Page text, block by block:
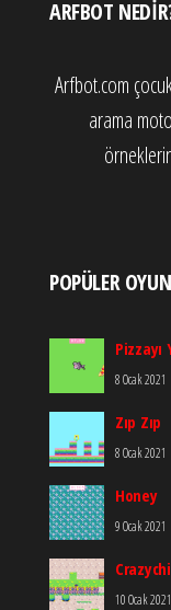
ARFBOT
Arfbot.com
arama
POPÜLER
Pizzayı
8 Ocak 2021
Zıp Zıp
8 Ocak 2021
Honey
9 Ocak 2021
10 Ocak 2021